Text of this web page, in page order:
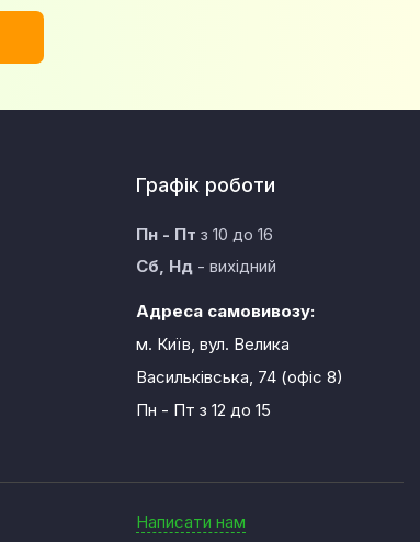
Графік роботи
Пн - Пт з 10 до 16
Сб, Нд- вихідний
Адреса самовивозу:
м. Київ, вул. Велика
Васильківська, 74 (офіс 8)
Пн - Пт з 12 до 15
Написати нам